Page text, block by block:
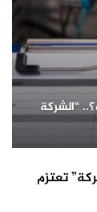
“الشركة
تعتزم